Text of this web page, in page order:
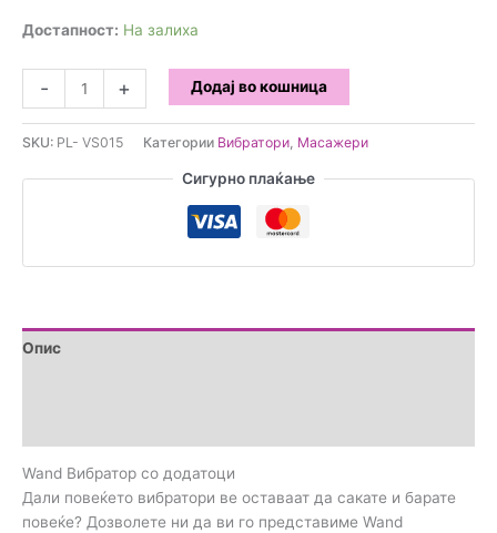
Достапност: На залиха
-
Вибратор
со
додатоци
количина
+ Додај во кошница
SKU: PL- VS015 Категории Вибратори, Масажери
Сигурно плаќање
Опис
Wand Вибратор со додатоци
Дали повеќето вибратори ве оставаат да сакате и барате
повеќе? Дозволете ни да ви го представиме Wand